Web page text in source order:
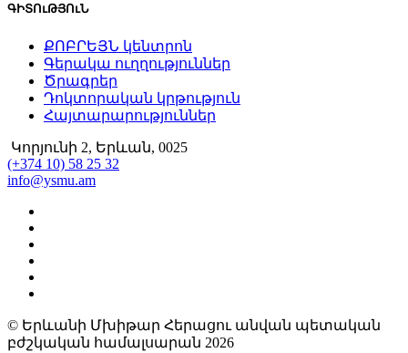
ԳԻՏՈւԹՅՈւՆ
ՔՈԲՐԵՅՆ կենտրոն
Գերակա ուղղություններ
Ծրագրեր
Դոկտորական կրթություն
Հայտարարություններ
Կորյունի 2, Երևան, 0025
(+374 10) 58 25 32
info@ysmu.am
© Երևանի Մխիթար Հերացու անվան պետական
բժշկական համալսարան 2026